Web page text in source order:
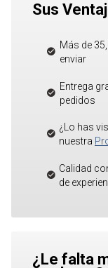
Sus
Más de
enviar
Entrega
pedidos
¿Lo has
nuestra
Calidad
de
¿Le falta